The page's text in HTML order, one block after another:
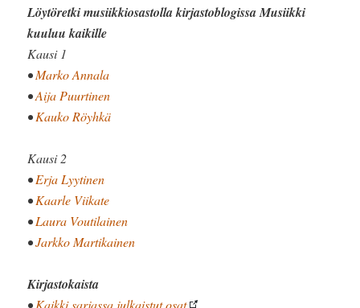
Löytöretki musiikkiosastollakirjastoblogissaMusiikki
kuuluu kaikille
Kausi 1
•Marko Annala
•Aija Puurtinen
•Kauko Röyhkä
Kausi 2
•Erja Lyytinen
•Kaarle Viikate
•Laura Voutilainen
•Jarkko Martikainen
Kirjastokaista
•Kaikki sarjassa julkaistut osat